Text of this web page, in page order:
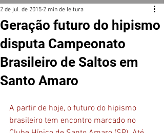
Geração futuro do hipismo
disputa Campeonato
Brasileiro de Saltos em
Santo Amaro
2 de jul. de 2015 2 min de leitura
A partir de hoje, o futuro do hipismo
brasileiro tem encontro marcado no